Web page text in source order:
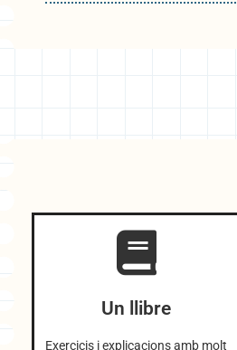
Un llibre
Exercicis i explicacions amb molt